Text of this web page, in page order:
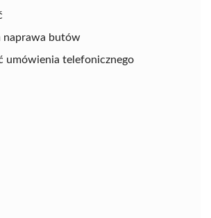
naprawa butów
umówienia telefonicznego